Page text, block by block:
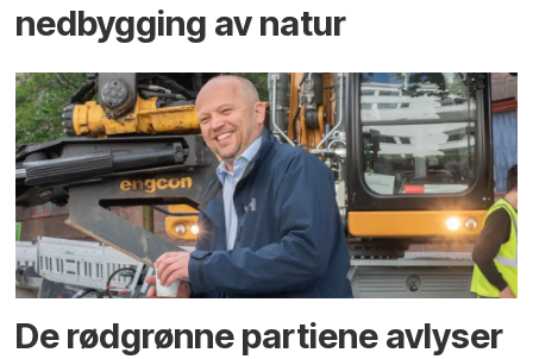
ned­bygging av natur
De rødgrønne partiene avlyser